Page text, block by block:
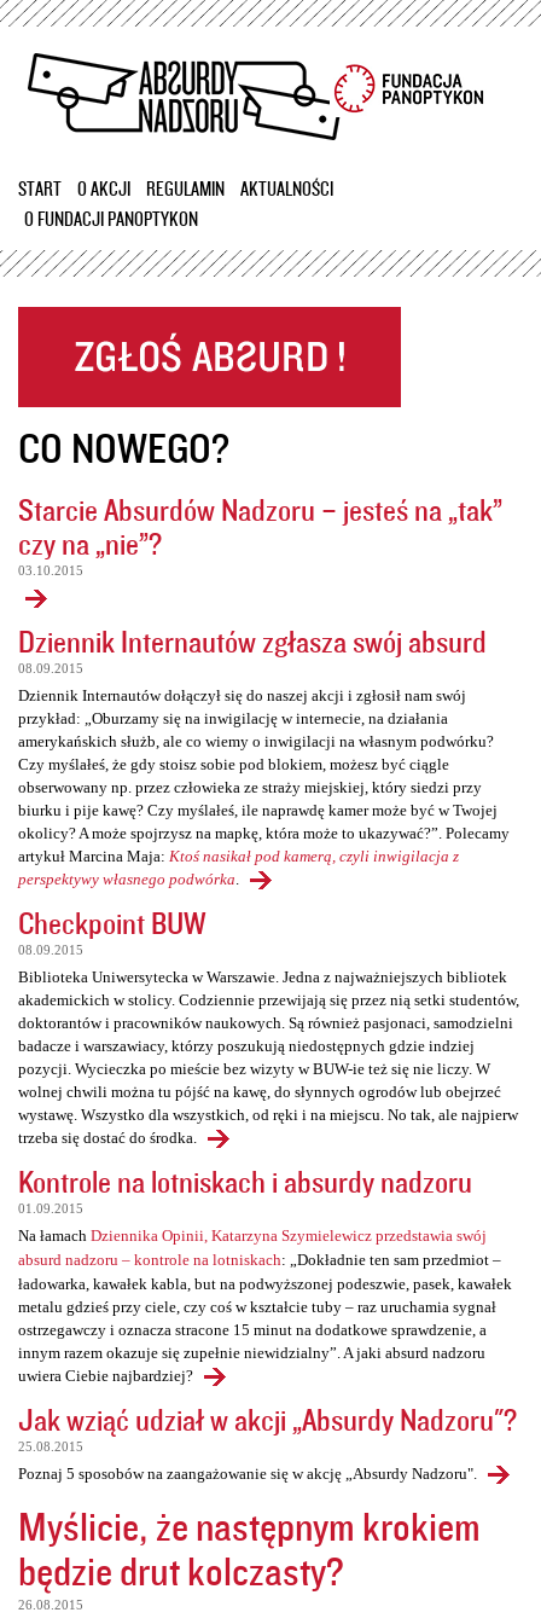
Przejdź
treści
START O AKCJI REGULAMIN
AKTUALNOŚCI
O FUNDACJI PANOPTYKON
CO NOWEGO?
Starcie Absurdów Nadzoru – jesteś na „tak”
czy na „nie”?
03.10.2015
Dziennik Internautów zgłasza swój absurd
08.09.2015
Dziennik Internautów dołączył się do naszej akcji i zgłosił nam swój
przykład: „Oburzamy się na inwigilację w internecie, na działania
amerykańskich służb, ale co wiemy o inwigilacji na własnym podwórku?
Czy myślałeś, że gdy stoisz sobie pod blokiem, możesz być ciągle
obserwowany np. przez człowieka ze straży miejskiej, który siedzi przy
biurku i pije kawę? Czy myślałeś, ile naprawdę kamer może być w Twojej
okolicy? A może spojrzysz na mapkę, która może to ukazywać?”. Polecamy
artykuł Marcina Maja: Ktoś nasikał pod kamerą, czyli inwigilacja z
perspektywy własnego podwórka
Checkpoint BUW
08.09.2015
Biblioteka Uniwersytecka w Warszawie. Jedna z najważniejszych bibliotek
akademickich w stolicy. Codziennie przewijają się przez nią setki studentów,
doktorantów i pracowników naukowych. Są również pasjonaci, samodzielni
badacze i warszawiacy, którzy poszukują niedostępnych gdzie indziej
pozycji. Wycieczka po mieście bez wizyty w BUW-ie też się nie liczy. W
wolnej chwili można tu pójść na kawę, do słynnych ogrodów lub obejrzeć
wystawę. Wszystko dla wszystkich, od ręki i na miejscu. No tak, ale najpierw
trzeba się dostać do środka.
Kontrole na lotniskach i absurdy nadzoru
01.09.2015
Na łamach Dziennika Opinii, Katarzyna Szymielewicz przedstawia swój
absurd nadzoru – kontrole na lotniskach: „Dokładnie ten sam przedmiot –
ładowarka, kawałek kabla, but na podwyższonej podeszwie, pasek, kawałek
metalu gdzieś przy ciele, czy coś w kształcie tuby – raz uruchamia sygnał
ostrzegawczy i oznacza stracone 15 minut na dodatkowe sprawdzenie, a
innym razem okazuje się zupełnie niewidzialny”. A jaki absurd nadzoru
uwiera Ciebie najbardziej?
Jak wziąć udział w akcji „Absurdy Nadzoru"?
25.08.2015
Poznaj 5 sposobów na zaangażowanie się w akcję „Absurdy Nadzoru".
Myślicie, że następnym krokiem
będzie drut kolczasty?
26.08.2015